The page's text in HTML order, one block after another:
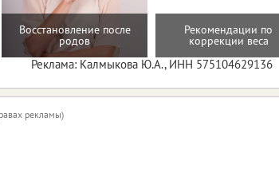
Восстановление после
родов
Рекомендации по
коррекции веса
Реклама: Калмыкова Ю.А., ИНН 575104629136
рекламы)